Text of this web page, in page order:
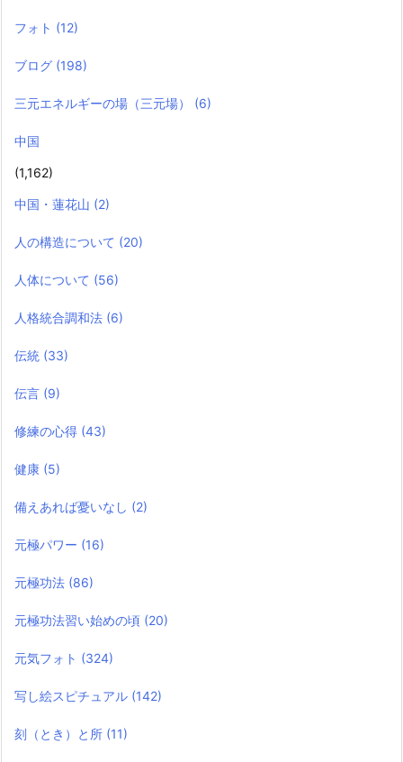
フォト (12)
ブログ (198)
三元エネルギーの場（三元場） (6)
中国
(1,162)
中国・蓮花山 (2)
人の構造について (20)
人体について (56)
人格統合調和法 (6)
伝統 (33)
伝言 (9)
修練の心得 (43)
健康 (5)
備えあれば憂いなし (2)
元極パワー (16)
元極功法 (86)
元極功法習い始めの頃 (20)
元気フォト (324)
写し絵スピチュアル (142)
刻（とき）と所 (11)